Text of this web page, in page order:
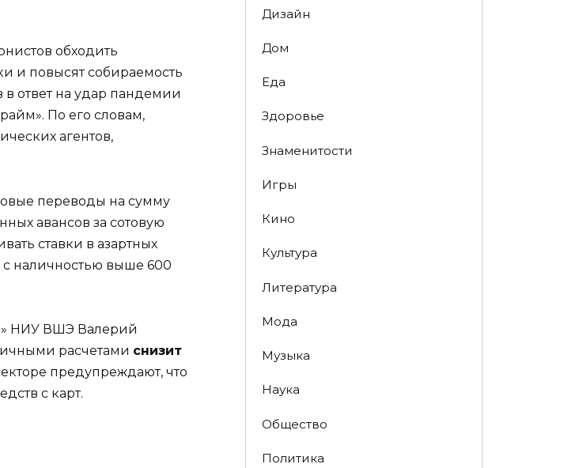
обходить
и повысят собираемость
в ответ на удар пандемии
По его словам,
агентов,
переводы на сумму
авансов за сотовую
ставки в азартных
наличностью выше 600
НИУ ВШЭ Валерий
расчетами снизит
предупреждают, что
с карт.
Дизайн
Дом
Еда
Здоровье
Знаменитости
Игры
Кино
Культура
Литература
Мода
Музыка
Наука
Общество
Политика